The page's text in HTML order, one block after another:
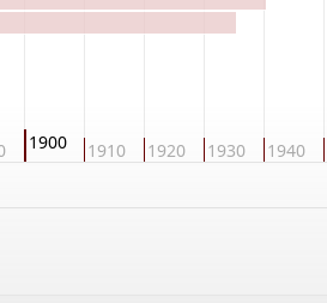
1900 1910 1920 1930 1940